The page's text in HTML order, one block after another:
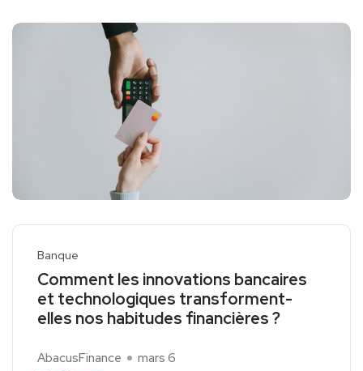
Banque
Comment les innovations bancaires
et technologiques transforment-
elles nos habitudes financières ?
AbacusFinance mars 6